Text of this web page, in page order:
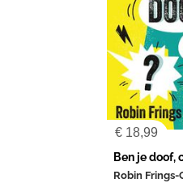
€ 18,99
Ben je doof,